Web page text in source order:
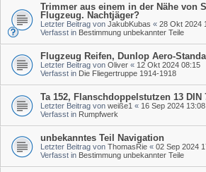
Trimmer aus einem in der Nähe von
Flugzeug. Nachtjäger?
Letzter Beitrag von JakubKubas « 28 Okt 2024
Verfasst in Bestimmung unbekannter Teile
Flugzeug Reifen, Dunlop Aero-
Letzter Beitrag von Oliver « 12 Okt 2024 08:15
Verfasst in Die Fliegertruppe 1914-1918
Ta 152, Flanschdoppelstutzen 13 DIN
Letzter Beitrag von weiße1 « 16 Sep 2024 13:08
Verfasst in Rumpfwerk
unbekanntes Teil Navigation
Letzter Beitrag von ThomasRie « 02 Sep 2024
Verfasst in Bestimmung unbekannter Teile